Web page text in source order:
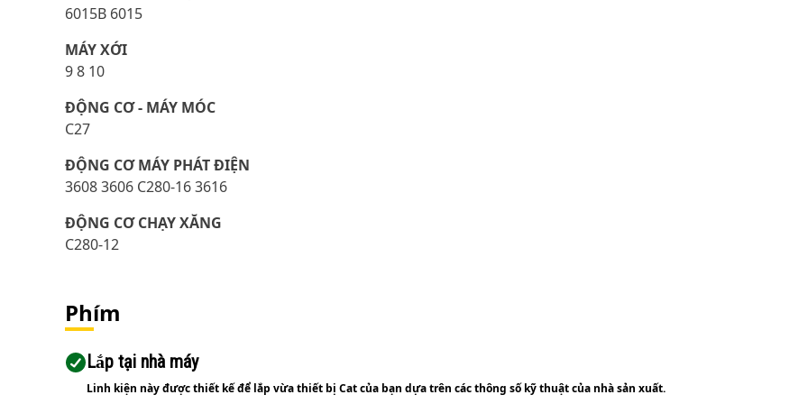
6015B 6015
MÁY XỚI
9 8 10
ĐỘNG CƠ - MÁY MÓC
C27
ĐỘNG CƠ MÁY PHÁT ĐIỆN
3608 3606 C280-16 3616
ĐỘNG CƠ CHẠY XĂNG
C280-12
Phím
Lắp tại nhà máy
Linh kiện này được thiết kế để lắp vừa thiết bị Cat của bạn dựa trên các thông số kỹ thuật của nhà sản xuất.